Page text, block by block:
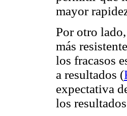
mayor
Por otro
más
los fracasos
a resultados (
expectativa
los